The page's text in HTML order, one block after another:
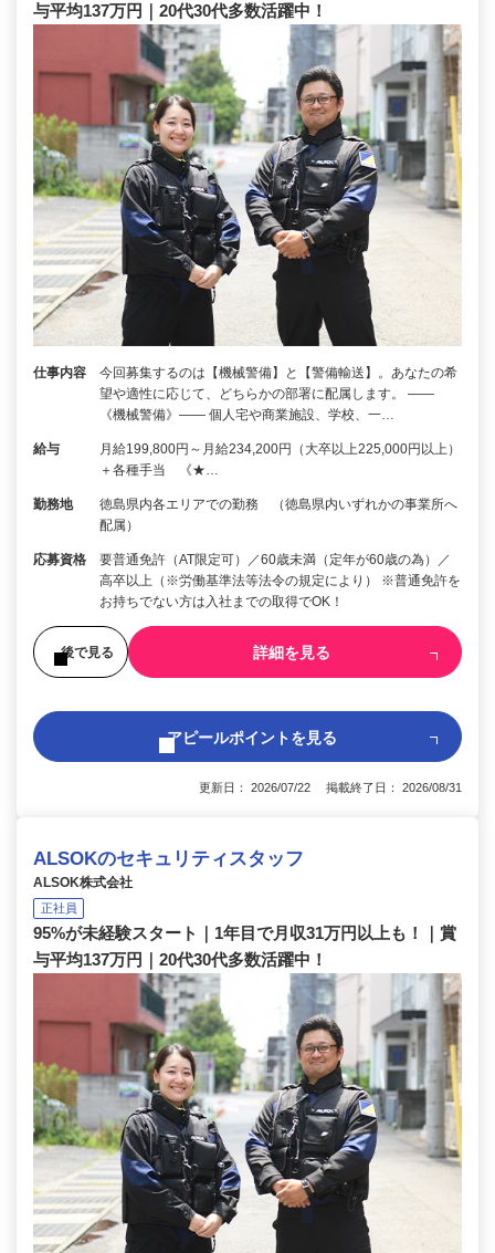
与平均137万円｜20代30代多数活躍中！
仕事内容
今回募集するのは【機械警備】と【警備輸送】。あなたの希
望や適性に応じて、どちらかの部署に配属します。 ――
《機械警備》―― 個人宅や商業施設、学校、一…
給与
月給199,800円～月給234,200円（大卒以上225,000円以上）
＋各種手当 《★…
勤務地
徳島県内各エリアでの勤務 （徳島県内いずれかの事業所へ
配属）
応募資格
要普通免許（AT限定可）／60歳未満（定年が60歳の為）／
高卒以上（※労働基準法等法令の規定により） ※普通免許を
お持ちでない方は入社までの取得でOK！
後で見る 詳細を見る
アピールポイントを見る
更新日： 2026/07/22 掲載終了日： 2026/08/31
ALSOKのセキュリティスタッフ
ALSOK株式会社
正社員
95%が未経験スタート｜1年目で月収31万円以上も！｜賞
与平均137万円｜20代30代多数活躍中！